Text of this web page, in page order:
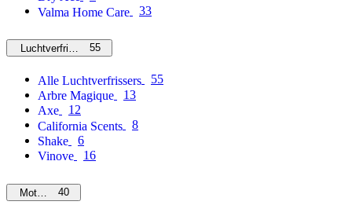
Valma Home Care
33
Luchtverfrissers55
Alle Luchtverfrissers
55
Arbre Magique
13
Axe
12
California Scents
8
Shake
6
Vinove
16
Motorolie40